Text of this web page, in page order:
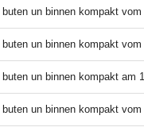
buten un binnen kompakt
buten un binnen kompakt
buten un binnen kompakt am
buten un binnen kompakt